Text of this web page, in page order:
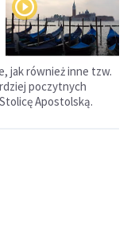
jak również inne tzw.
poczytnych
Apostolską.